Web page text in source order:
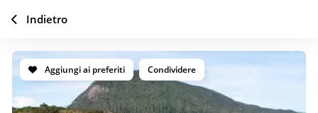
Aggiungi ai preferiti Condividere
Indietro